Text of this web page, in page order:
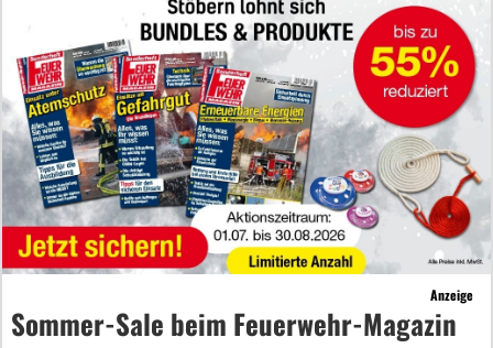
Anzeige
Sommer-Sale beim Feuerwehr-Magazin